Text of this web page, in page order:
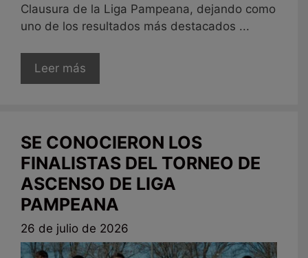
Clausura de la Liga Pampeana, dejando como
uno de los resultados más destacados ...
Leer más
SE CONOCIERON LOS
FINALISTAS DEL TORNEO DE
ASCENSO DE LIGA
PAMPEANA
26 de julio de 2026